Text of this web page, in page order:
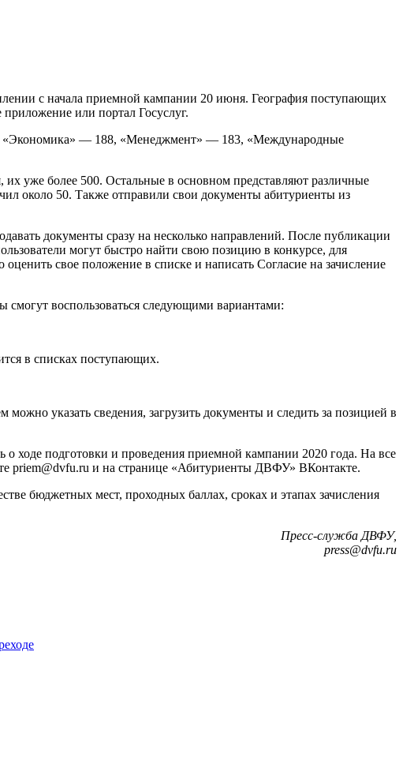
с начала приемной кампании 20 июня. География поступающих
или портал Госуслуг.
«Экономика» — 188, «Менеджмент» — 183, «Международные
уже более 500. Остальные в основном представляют различные
около 50. Также отправили свои документы абитуриенты из
документы сразу на несколько направлений. После публикации
могут быстро найти свою позицию в конкурсе, для
свое положение в списке и написать Согласие на зачисление
воспользоваться следующими вариантами:
в списках поступающих.
указать сведения, загрузить документы и следить за позицией в
ходе подготовки и проведения приемной кампании 2020 года. На все
priem@dvfu.ru и на странице «Абитуриенты ДВФУ» ВКонтакте.
бюджетных мест, проходных баллах, сроках и этапах зачисления
Пресс-служба ДВФУ,
press@dvfu.ru